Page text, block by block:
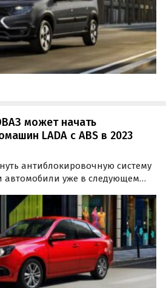
может начать
LADA с ABS в 2023
антиблокировочную систему
автомобили уже в следующем
президент компании Максим